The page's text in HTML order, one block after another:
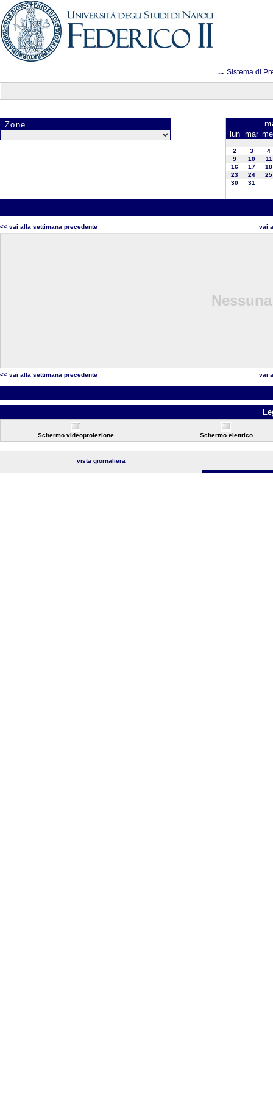
... Sistema di
lun mar
2 3
4
9
10
11
16
17
18
23
24
25
30
31
Zone
<< vai alla settimana precedente vai
<< vai alla settimana precedente vai
Schermo videoproiezione Schermo elettrico
vista giornaliera